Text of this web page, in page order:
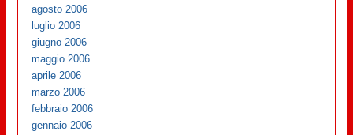
agosto 2006
luglio 2006
giugno 2006
maggio 2006
aprile 2006
marzo 2006
febbraio 2006
gennaio 2006